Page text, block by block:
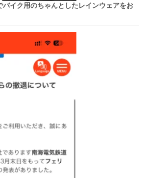
イク用のちゃんとしたレインウェアをお